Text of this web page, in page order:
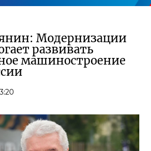
Модернизации
развивать
машиностроение